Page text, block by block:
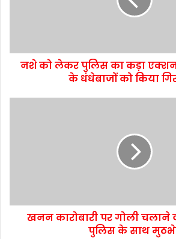
नशे को लेकर पुलिस का कड़ा
के धंधेबाजों को किया
खनन कारोबारी पर गोली चलाने
पुलिस के साथ